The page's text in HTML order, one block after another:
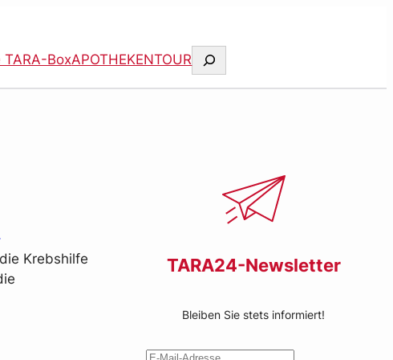
TARA-BoxAPOTHEKENTOUR Suchen
Krebshilfe
TARA24-Newsletter
Bleiben Sie stets informiert!